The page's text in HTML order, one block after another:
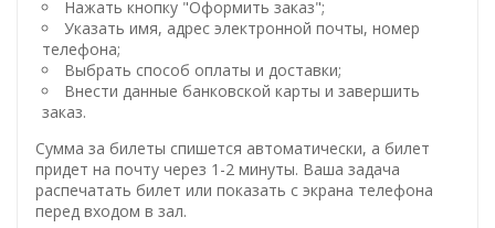
Нажать кнопку "Оформить заказ";
Указать имя, адрес электронной почты, номер
телефона;
Выбрать способ оплаты и доставки;
Внести данные банковской карты и завершить
заказ.
Сумма за билеты спишется автоматически, а билет
придет на почту через 1-2 минуты. Ваша задача
распечатать билет или показать с экрана телефона
перед входом в зал.